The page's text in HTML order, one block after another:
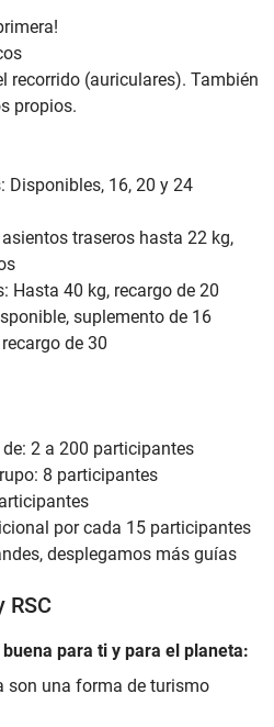
recorrido (auriculares). También
propios.
Disponibles, 16, 20 y 24
traseros hasta 22 kg,
Hasta 40 kg, recargo de 20
suplemento de 16
de 30
2 a 200 participantes
8 participantes
por cada 15 participantes
desplegamos más guías
RSC
para ti y para el planeta:
son una forma de turismo